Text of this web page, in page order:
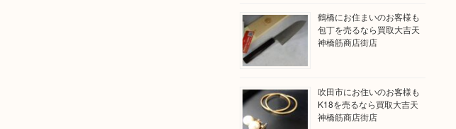
鶴橋にお住まいのお客様も
包丁を売るなら買取大吉天
神橋筋商店街店
吹田市にお住いのお客様も
K18を売るなら買取大吉天
神橋筋商店街店